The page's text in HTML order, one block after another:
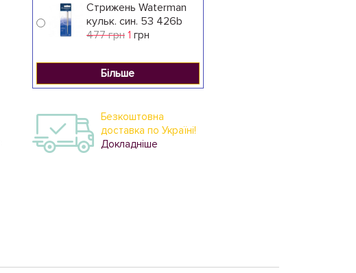
Стрижень Waterman
кульк. син. 53 426b
477 грн 1 грн
Більше
Безкоштовна
доставка по Україні!
Докладніше